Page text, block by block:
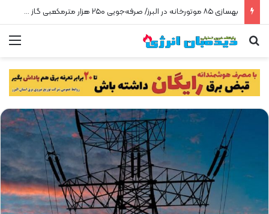
بهسازی ۸۵ موتورخانه در البرز/ صرفه‌جویی ۲۵۰ هزار مترمکعبی گاز در سه ماه
جستجو برای